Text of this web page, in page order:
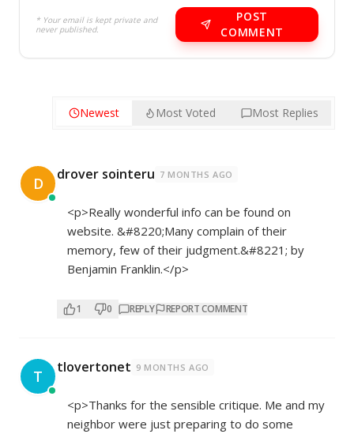
* Your email is kept private and
never published.
POST
COMMENT
Newest Most Voted Most Replies
D drover sointeru 7 MONTHS AGO
<p>Really wonderful info can be found on
website. &#8220;Many complain of their
memory, few of their judgment.&#8221; by
Benjamin Franklin.</p>
1 0 REPLY REPORT COMMENT
T tlovertonet 9 MONTHS AGO
<p>Thanks for the sensible critique. Me and my
neighbor were just preparing to do some